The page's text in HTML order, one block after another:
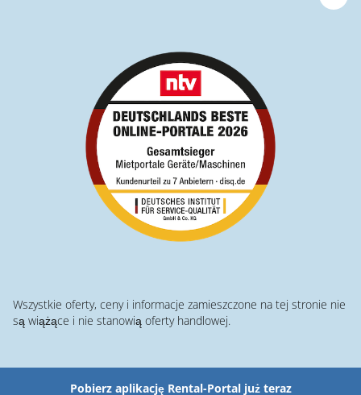
Wszystkie oferty, ceny i informacje zamieszczone na tej stronie nie
są wiążące i nie stanowią oferty handlowej.
Pobierz aplikację Rental-Portal już teraz